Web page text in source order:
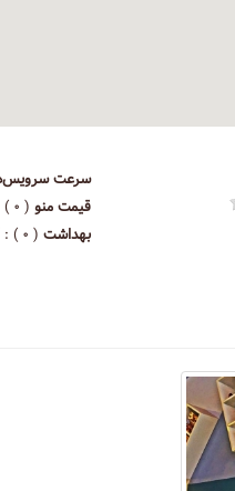
سرعت
قیمت منو ( ۰ ) :
بهداشت ( ۰ ) :